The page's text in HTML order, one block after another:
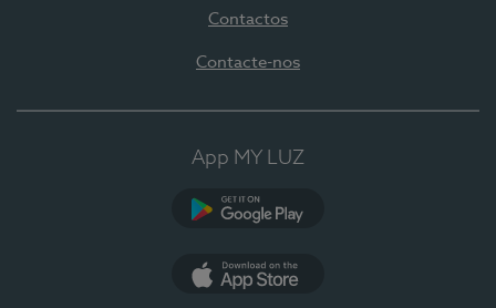
Contactos
Contacte-nos
App MY LUZ